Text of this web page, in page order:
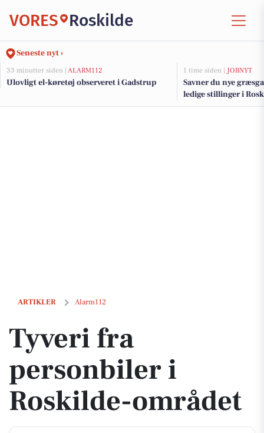
VORES Roskilde
Seneste nyt ›
33 minutter siden | ALARM112
Ulovligt el-køretøj observeret i Gadstrup
1 time siden | JOBNYT
Savner du nye
ledige stillinger i
ARTIKLER Alarm112
Tyveri fra personbiler i Roskilde-området
Tyveri fra
personbiler i
Roskilde-området